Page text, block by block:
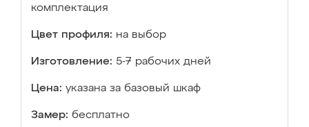
комплектация
Цвет профиля: на выбор
Изготовление: 5-7 рабочих дней
Цена: указана за базовый шкаф
Замер: бесплатно